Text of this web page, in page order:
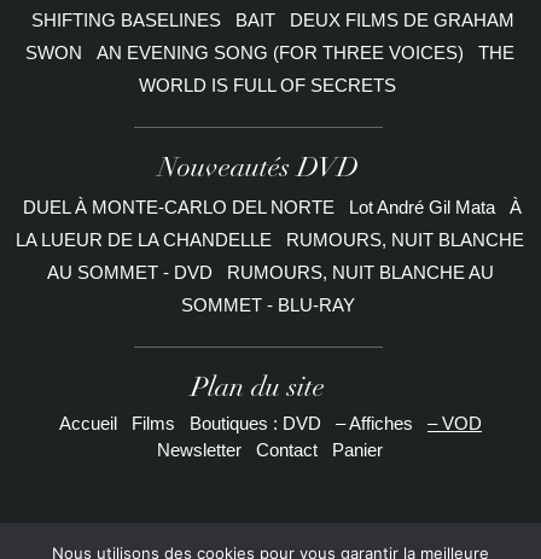
SHIFTING BASELINES BAIT
DEUX FILMS DE GRAHAM
SWON
AN EVENING SONG (FOR THREE VOICES)
THE
WORLD IS FULL OF SECRETS
Nouveautés DVD
DUEL À MONTE-CARLO DEL NORTE Lot André Gil Mata
À
LA LUEUR DE LA CHANDELLE
RUMOURS, NUIT BLANCHE
AU SOMMET - DVD
RUMOURS, NUIT BLANCHE AU
SOMMET - BLU-RAY
Plan du site
Accueil Films Boutiques : DVD – Affiches
– VOD
Newsletter
Contact Panier
Nous utilisons des cookies pour vous garantir la meilleure